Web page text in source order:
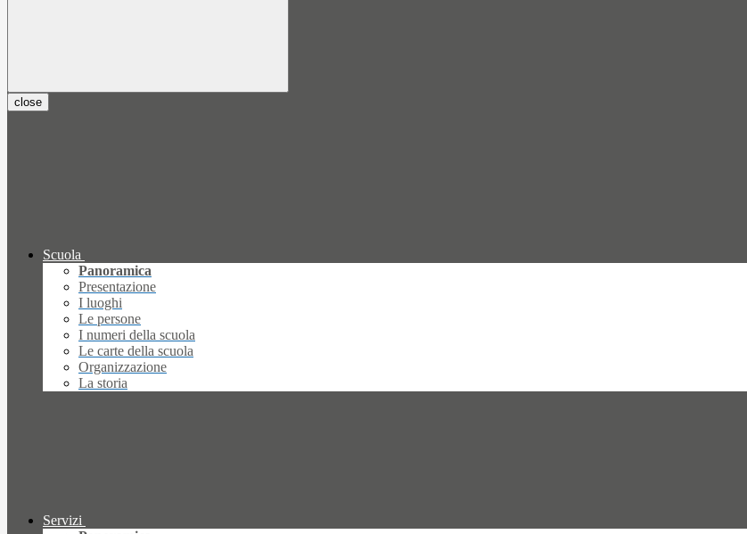
close
Scuola
Panoramica
Presentazione
I luoghi
Le persone
I numeri della scuola
Le carte della scuola
Organizzazione
La storia
Servizi